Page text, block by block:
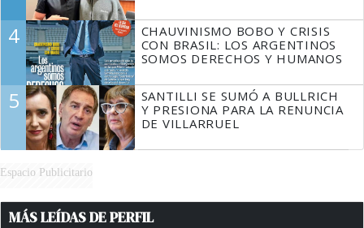
4
CHAUVINISMO BOBO Y CRISIS
CON BRASIL: LOS ARGENTINOS
SOMOS DERECHOS Y HUMANOS
5
SANTILLI SE SUMÓ A BULLRICH
Y PRESIONA PARA LA RENUNCIA
DE VILLARRUEL
Espacio Publicitario
MÁS LEÍDAS DE PERFIL